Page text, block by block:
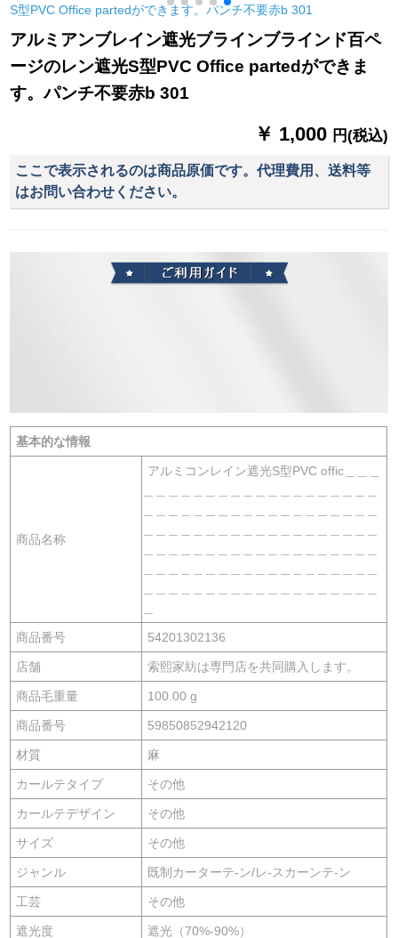
粉カーテーン(打孔式/
毎米)は何メトルトル
必要ですか？
ーカーター男女史七
叶花グリク幅1.5高
テムシステムシステ
ムシステム寝室ビエ
ング男の子部屋出窓
つぎわわわわ帆船-布
アルミアンブレイン遮光ブラインブラインド百ペ
ージのレン遮光S型PVC Office partedができま
す。パンチ不要赤b 301
￥ 1,000 円(税込)
ここで表示されるのは商品原価です。代理費用、送料等
はお問い合わせください。
基本的な情報
商品名称
アルミコンレイン遮光S型PVC offic＿＿＿
商品番号 54201302136
店舗 索熙家紡は専門店を共同購入します。
商品毛重量 100.00 g
商品番号 59850852942120
材質 麻
カールテタイプ その他
カールテデザイン その他
サイズ その他
ジャンル 既制カーターテ-ン/レ-スカーンテ-ン
工芸 その他
遮光度 遮光（70%-90%）